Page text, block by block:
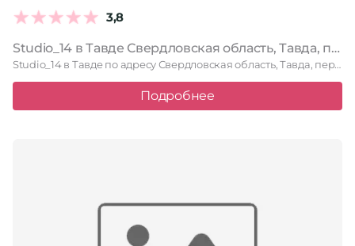
3,8
Studio_14 в Тавде Свердловская область, Тавда, переулок Песчаный, 14, 1 этаж
Studio_14 в Тавде по адресу Свердловская область, Тавда, переулок Песчаный, …
Подробнее